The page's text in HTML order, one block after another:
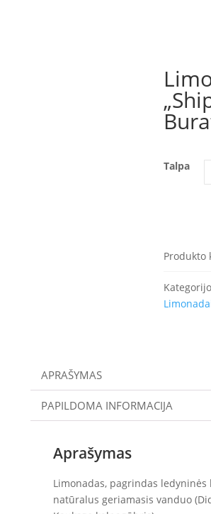
Talpa
Produkto
APRAŠYMAS
PAPILDOMA INFORMACIJA
Aprašymas
Limonadas, pagrindas ledyninės
natūralus geriamasis vanduo